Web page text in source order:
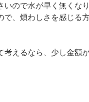
ので水が早く無くなり
で、煩わしさを感じる
えるなら、少し金額が